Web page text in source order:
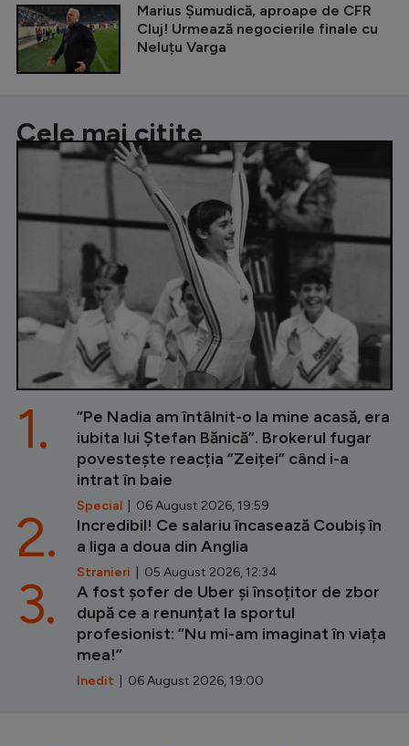
Marius Șumudică, aproape de CFR
Cluj! Urmează negocierile finale cu
Neluțu Varga
Cele mai citite
”Pe Nadia am întâlnit-o la mine acasă, era
iubita lui Ștefan Bănică”. Brokerul fugar
povestește reacția ”Zeiței” când i-a
intrat în baie
Special | 06 August 2026, 19:59
1.
Incredibil! Ce salariu încasează Coubiș în
a liga a doua din Anglia
Stranieri | 05 August 2026, 12:34
2.
A fost șofer de Uber și însoțitor de zbor
după ce a renunțat la sportul
profesionist: ”Nu mi-am imaginat în viața
mea!”
Inedit | 06 August 2026, 19:00
3.